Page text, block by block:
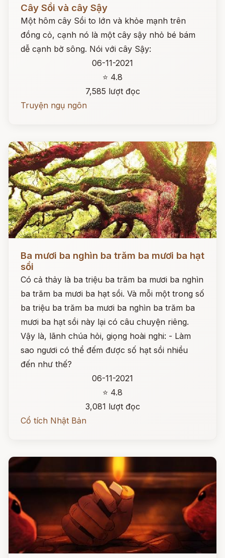
Cây Sồi và cây Sậy
Một hôm cây Sồi to lớn và khỏe mạnh trên
đồng cỏ, cạnh nó là một cây sậy nhỏ bé bám
dễ cạnh bờ sông. Nói với cây Sậy:
06-11-2021
⭐ 4.8
7,585 lượt đọc
Truyện ngụ ngôn
Ba mươi ba nghìn ba trăm ba mươi ba hạt
sồi
Có cả thảy là ba triệu ba trăm ba mươi ba nghìn
ba trăm ba mươi ba hạt sồi. Và mỗi một trong số
ba triệu ba trăm ba mươi ba nghìn ba trăm ba
mươi ba hạt sồi này lại có câu chuyện riêng.
Vậy là, lãnh chúa hỏi, giọng hoài nghi: - Làm
sao ngươi có thể đếm được số hạt sồi nhiều
đến như thế?
06-11-2021
⭐ 4.8
3,081 lượt đọc
Cổ tích Nhật Bản